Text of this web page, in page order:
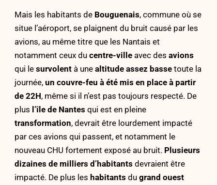
Mais les habitants de Bouguenais, commune où se
situe l’aéroport, se plaignent du bruit causé par les
avions, au même titre que les Nantais et
notamment ceux du centre-ville avec des avions
qui le survolent à une altitude assez basse toute la
journée, un couvre-feu à été mis en place à partir
de 22H, même si il n’est pas toujours respecté. De
plus l’île de Nantes qui est en pleine
transformation, devrait être lourdement impacté
par ces avions qui passent, et notamment le
nouveau CHU fortement exposé au bruit. Plusieurs
dizaines de milliers d’habitants devraient être
impacté. De plus les habitants du grand ouest